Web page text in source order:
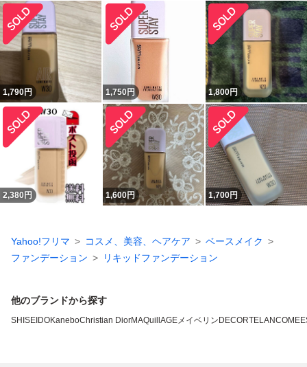
1,790円 1,750円 1,800円
2,380 円 1,600円 1,700円
Yahoo!フリマ コスメ、美容、ヘアケア
ベースメイク
ファンデーション
リキッドファンデーション
他のブランドから探す
SHISEIDOKaneboChristian DiorMAQuillAGEメイベリン DECORTELANCOME